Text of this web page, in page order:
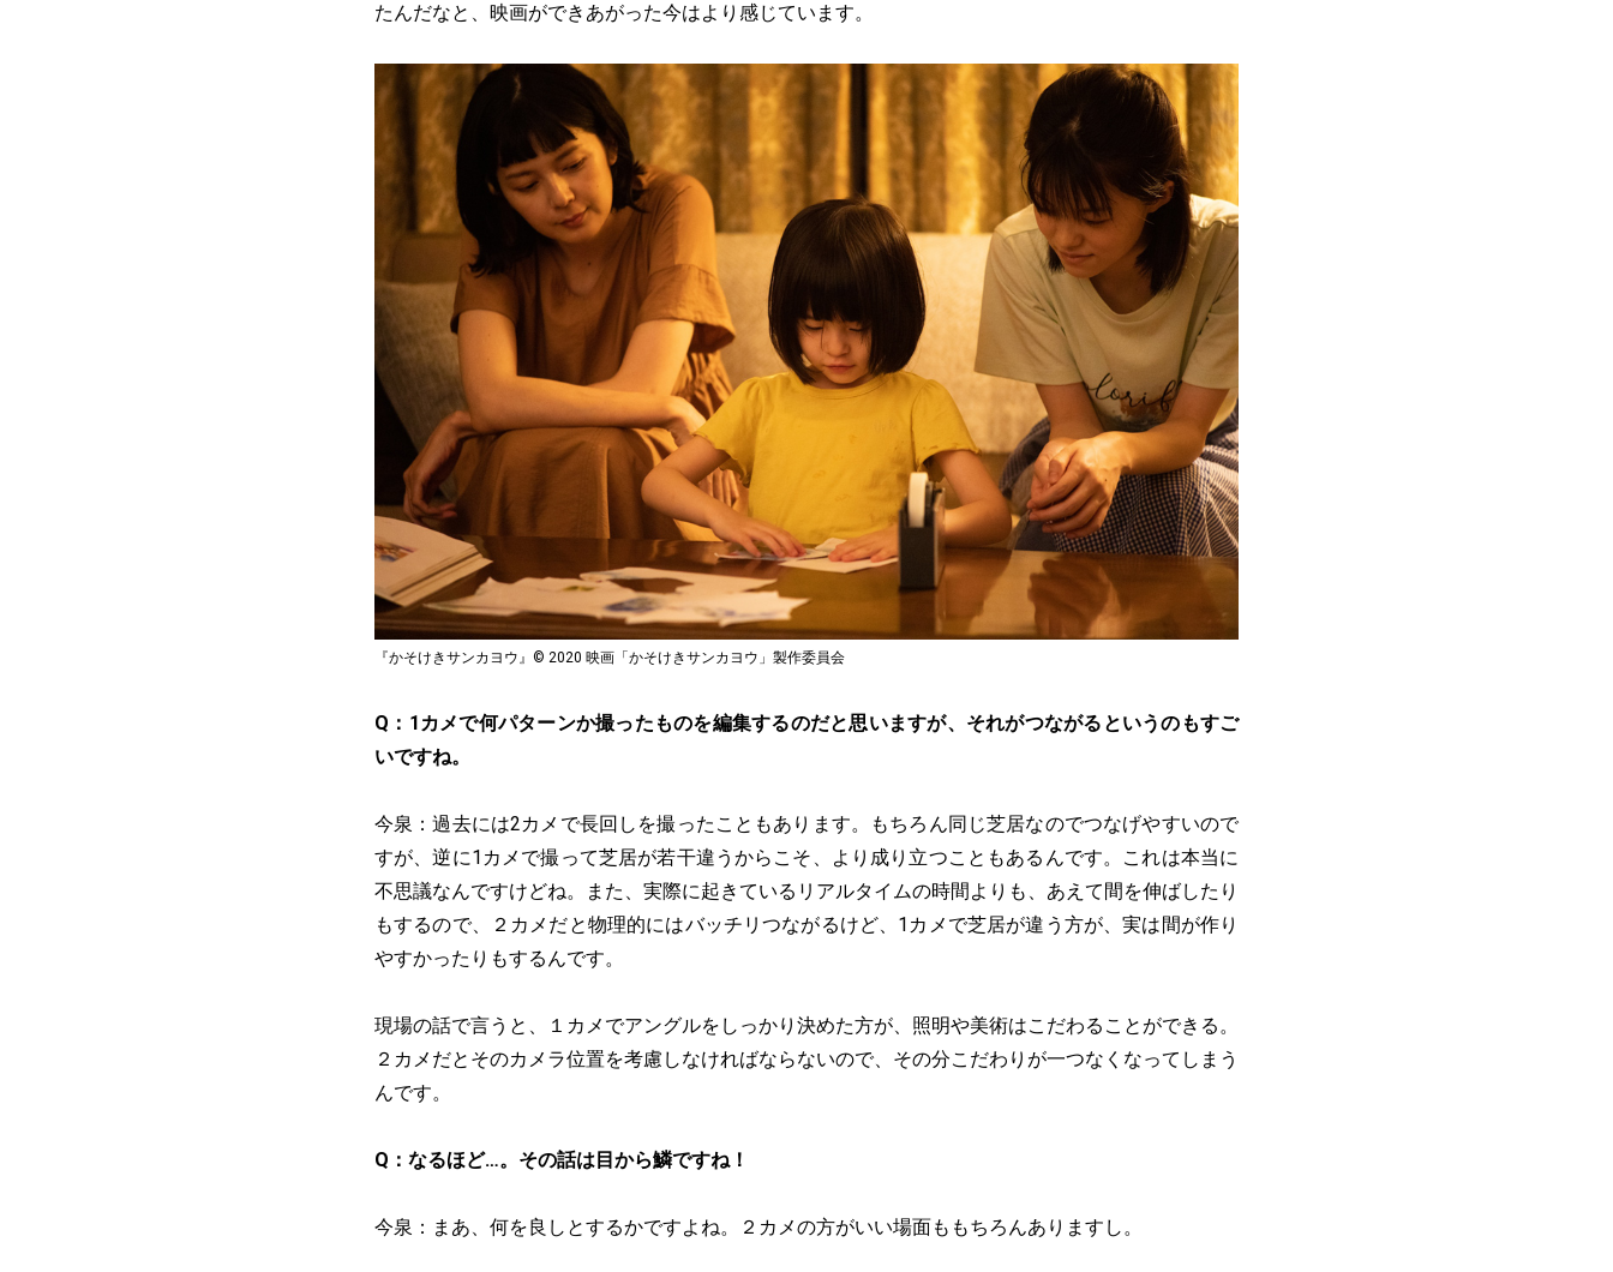
たんだなと、映画ができあがった今はより感じています。
『かそけきサンカヨウ』© 2020 映画「かそけきサンカヨウ」製作委員会
Q：1カメで何パターンか撮ったものを編集するのだと思いますが、それがつながるというのもすご
いですね。
今泉：過去には2カメで長回しを撮ったこともあります。もちろん同じ芝居なのでつなげやすいので
すが、逆に1カメで撮って芝居が若干違うからこそ、より成り立つこともあるんです。これは本当に
不思議なんですけどね。また、実際に起きているリアルタイムの時間よりも、あえて間を伸ばしたり
もするので、２カメだと物理的にはバッチリつながるけど、1カメで芝居が違う方が、実は間が作り
やすかったりもするんです。
現場の話で言うと、１カメでアングルをしっかり決めた方が、照明や美術はこだわることができる。
２カメだとそのカメラ位置を考慮しなければならないので、その分こだわりが一つなくなってしまう
んです。
Q：なるほど…。その話は目から鱗ですね！
今泉：まあ、何を良しとするかですよね。２カメの方がいい場面ももちろんありますし。